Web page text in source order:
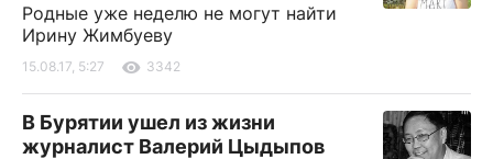
Родные уже неделю не могут найти
Ирину Жимбуеву
15.08.17, 5:27 3342
В Бурятии ушел из жизни
журналист Валерий Цыдыпов